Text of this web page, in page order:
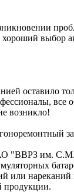
хороший выбор
оставило
все
возникло!
АО "ВВРЗ им.
или нареканий
продукции.